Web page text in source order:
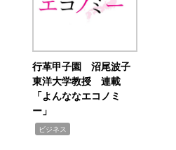
行革甲子園 沼尾波子
東洋大学教授 連載
「よんななエコノミ
ー」
ビジネス